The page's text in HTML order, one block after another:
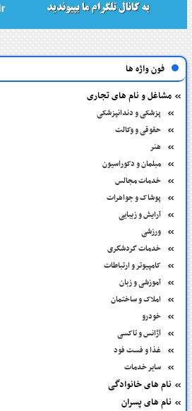
فون واژه ها
مشاغل و نام های تجاری
پزشکی و دندانپزشکی
حقوقی و وکالت
هنر
مبلمان و دکوراسیون
خدمات مجالس
پوشاک و جواهرات
آرایش و زیبایی
ورزشی
خدمات گردشگری
کامپیوتر و ارتباطات
آموزشی و زبان
املاک و ساختمان
خودرو
آژانس و تاکسی
غذا و فست فود
سایر خدمات
نام های خانوادگی
نام های پسران